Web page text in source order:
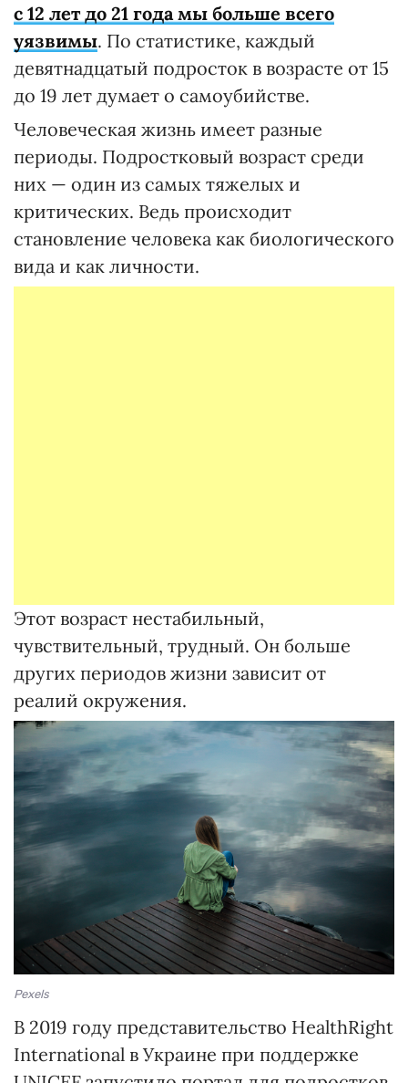
с 12 лет до 21 года мы больше всего
уязвимы. По статистике, каждый
девятнадцатый подросток в возрасте от 15
до 19 лет думает о самоубийстве.
Человеческая жизнь имеет разные
периоды. Подростковый возраст среди
них — один из самых тяжелых и
критических. Ведь происходит
становление человека как биологического
вида и как личности.
Этот возраст нестабильный,
чувствительный, трудный. Он больше
других периодов жизни зависит от
реалий окружения.
Pexels
В 2019 году представительство HealthRight
International в Украине при поддержке